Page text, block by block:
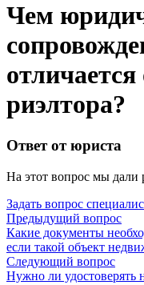
Чем
отличается
риэлтора?
Ответ от юриста
На этот вопрос мы дали
Задать вопрос
Предыдущий вопрос
Какие документы
если такой объект
Следующий вопрос
Нужно ли удостоверять